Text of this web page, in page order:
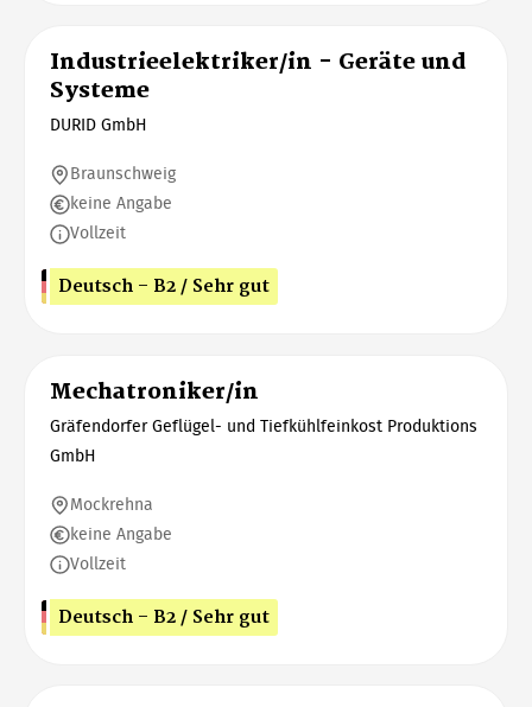
Industrieelektriker/in - Geräte und
Systeme
DURID GmbH
Braunschweig
keine Angabe
Vollzeit
Deutsch - B2 / Sehr gut
Mechatroniker/in
Gräfendorfer Geflügel- und Tiefkühlfeinkost Produktions
GmbH
Mockrehna
keine Angabe
Vollzeit
Deutsch - B2 / Sehr gut